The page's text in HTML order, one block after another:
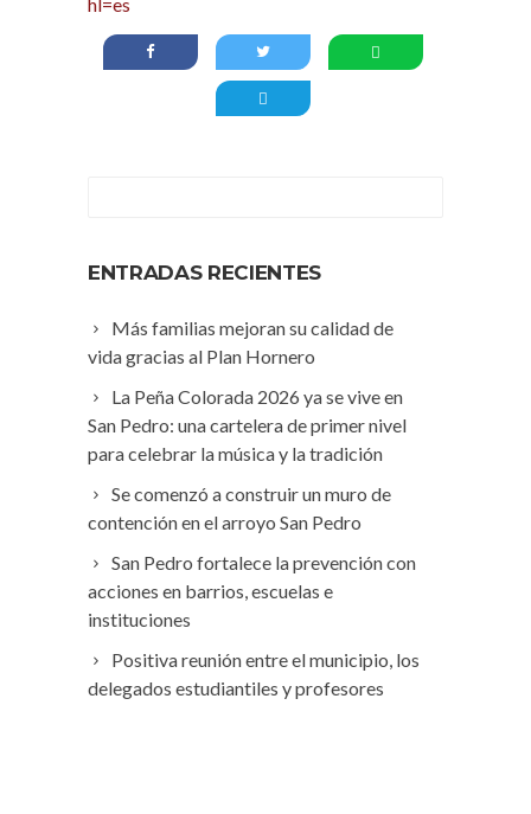
ENTRADAS RECIENTES
Más familias mejoran su calidad de
vida gracias al Plan Hornero
La Peña Colorada 2026 ya se vive en
San Pedro: una cartelera de primer nivel
para celebrar la música y la tradición
Se comenzó a construir un muro de
contención en el arroyo San Pedro
San Pedro fortalece la prevención con
acciones en barrios, escuelas e
instituciones
Positiva reunión entre el municipio, los
delegados estudiantiles y profesores